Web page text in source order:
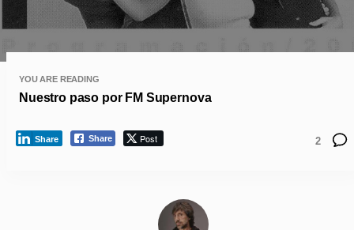
YOU ARE READING
Nuestro paso por FM Supernova
Share Post
Share 2